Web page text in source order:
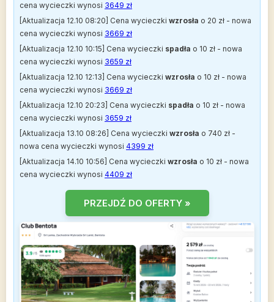
cena wycieczki wynosi 3649 zł
[Aktualizacja 12.10 08:20] Cena wycieczki wzrosła o 20 zł - nowa
cena wycieczki wynosi 3669 zł
[Aktualizacja 12.10 10:15] Cena wycieczki spadła o 10 zł - nowa
cena wycieczki wynosi 3659 zł
[Aktualizacja 12.10 12:13] Cena wycieczki wzrosła o 10 zł - nowa
cena wycieczki wynosi 3669 zł
[Aktualizacja 12.10 20:23] Cena wycieczki spadła o 10 zł - nowa
cena wycieczki wynosi 3659 zł
[Aktualizacja 13.10 08:26] Cena wycieczki wzrosła o 740 zł -
nowa cena wycieczki wynosi 4399 zł
[Aktualizacja 14.10 10:56] Cena wycieczki wzrosła o 10 zł - nowa
cena wycieczki wynosi 4409 zł
PRZEJDŹ DO OFERTY »